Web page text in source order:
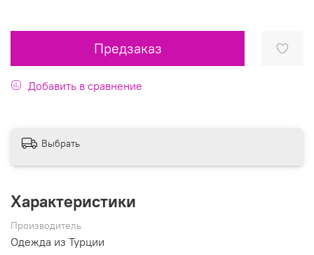
Предзаказ
Добавить в сравнение
Выбрать
Характеристики
Производитель
Одежда из Турции